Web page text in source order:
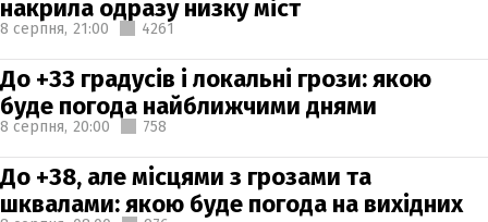
накрила одразу низку міст
8 серпня, 21:00 4261
До +33 градусів і локальні грози: якою
буде погода найближчими днями
8 серпня, 20:00 758
До +38, але місцями з грозами та
шквалами: якою буде погода на вихідних